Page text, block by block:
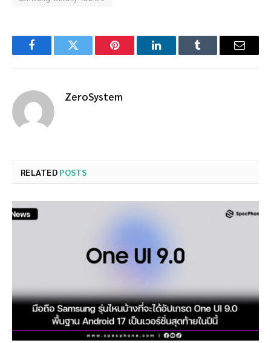
FacebookTwitter Pinterest LinkedInTumblr Email
ZeroSystem
RELATED POSTS